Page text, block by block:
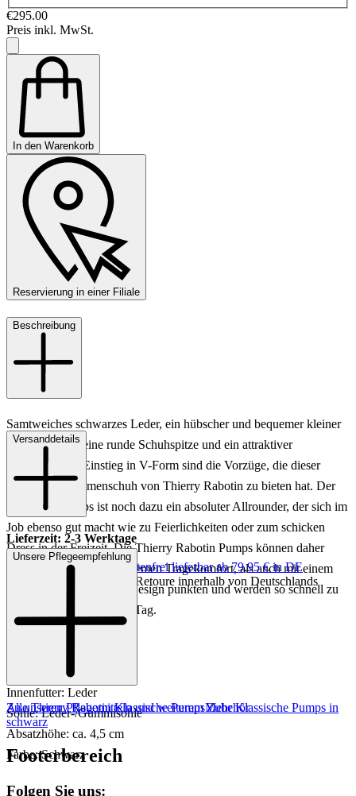
€295.00
Preis inkl. MwSt.
In den Warenkorb
Reservierung in einer Filiale
Beschreibung
Samtweiches schwarzes Leder, ein hübscher und bequemer kleiner
Trichterabsatz, eine runde Schuhspitze und ein attraktiver
langgezogener Einstieg in V-Form sind die Vorzüge, die dieser
hochwertige Damenschuh von Thierry Rabotin zu bieten hat. Der
klassische Pumps ist noch dazu ein absoluter Allrounder, der sich im
Job ebenso gut macht wie zu Feierlichkeiten oder zum schicken
Dress in der Freizeit. Die Thierry Rabotin Pumps können daher
sowohl mit einem angenhemen Tragekomfort, als auch mit einem
zeitlosen und femininen Design punkten und werden so schnell zu
Ihren Favoriten für jeden Tag.
Material: Leder
Innenfutter: Leder
Sohle: Leder-/Gummisohle
Absatzhöhe: ca. 4,5 cm
Farbe: Schwarz
Versanddetails
Lieferzeit: 2-3 Werktage
Keine Versandkosten:
kostenfrei lieferbar ab 79,95 € in DE
Einfache und Kostenlose Retoure innerhalb von Deutschlands
Unsere Pflegeempfehlung
Zu unseren Pflegemitteln und weiterem Zubehör
Alle Thierry Rabotin Klassische PumpsMehr Klassische Pumps in
schwarz
Footerbereich
Folgen Sie uns: